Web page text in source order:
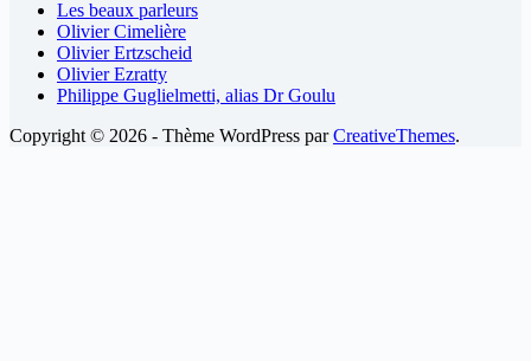
Les beaux parleurs
Olivier Cimelière
Olivier Ertzscheid
Olivier Ezratty
Philippe Guglielmetti, alias Dr Goulu
Copyright © 2026 - Thème WordPress parCreativeThemes.